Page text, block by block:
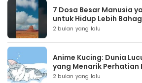
7 Dosa Besar Manusia
untuk Hidup Lebih
2 bulan yang lalu
Anime Kucing: Dunia
yang Menarik Perhatian
2 bulan yang lalu